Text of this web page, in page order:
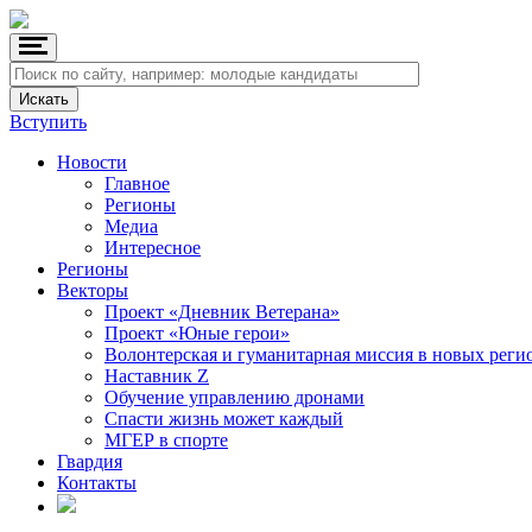
Вступить
Новости
Главное
Регионы
Медиа
Интересное
Регионы
Векторы
Проект «Дневник Ветерана»
Проект «Юные герои»
Волонтерская и гуманитарная миссия в новых
Наставник Z
Обучение управлению дронами
Спасти жизнь может каждый
МГЕР в спорте
Гвардия
Контакты